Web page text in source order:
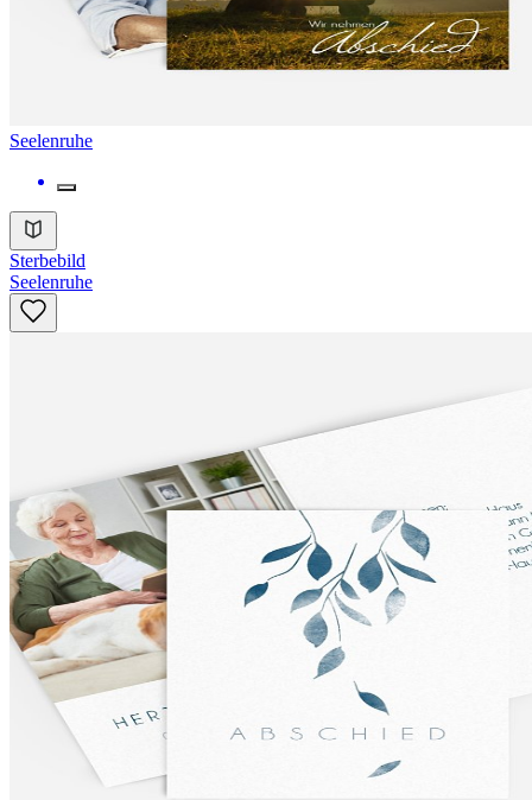
Seelenruhe
Sterbebild
Seelenruhe